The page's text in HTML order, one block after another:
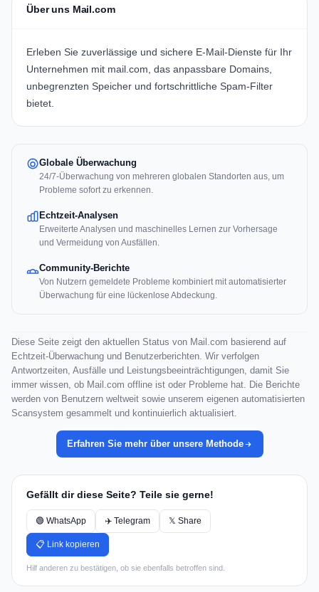
Über uns Mail.com
Erleben Sie zuverlässige und sichere E-Mail-Dienste für Ihr
Unternehmen mit mail.com, das anpassbare Domains,
unbegrenzten Speicher und fortschrittliche Spam-Filter
bietet.
Globale Überwachung
24/7-Überwachung von mehreren globalen Standorten aus, um
Probleme sofort zu erkennen.
Echtzeit-Analysen
Erweiterte Analysen und maschinelles Lernen zur Vorhersage
und Vermeidung von Ausfällen.
Community-Berichte
Von Nutzern gemeldete Probleme kombiniert mit automatisierter
Überwachung für eine lückenlose Abdeckung.
Diese Seite zeigt den aktuellen Status von Mail.com basierend auf
Echtzeit-Überwachung und Benutzerberichten. Wir verfolgen
Antwortzeiten, Ausfälle und Leistungsbeeinträchtigungen, damit Sie
immer wissen, ob Mail.com offline ist oder Probleme hat. Die Berichte
werden von Benutzern weltweit sowie unserem eigenen automatisierten
Scansystem gesammelt und kontinuierlich aktualisiert.
Erfahren Sie mehr über unsere Methode
Gefällt dir diese Seite? Teile sie gerne!
🟢 WhatsApp ✈️ Telegram 𝕏 Share
📋 Link kopieren
Hilf anderen zu bestätigen, ob sie ebenfalls betroffen sind.